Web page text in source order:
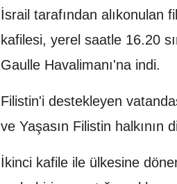
İsrail tarafından alıkonulan
kafilesi, yerel saatle 16.20
Gaulle Havalimanı'na indi.
Filistin'i destekleyen
ve Yaşasın Filistin halkının
İkinci kafile ile ülkesine